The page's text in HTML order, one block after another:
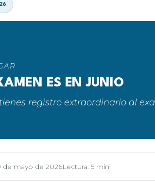
ES EN JUNIO
registro extraordinario al
de mayo de 2026Lectura: 5 min